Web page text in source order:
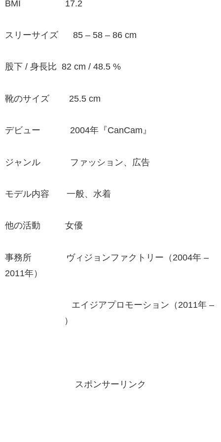
BMI 17.2
スリーサイズ 85 – 58 – 86 cm
股下 / 身長比 82 cm / 48.5 %
靴のサイズ 25.5 cm
デビュー 2004年『CanCam』
ジャンル ファッション、広告
モデル内容 一般、水着
他の活動 女優
事務所 ヴィジョンファクトリー（2004年 –
2011年）
エイジアプロモーション（2011年 –
）
スポンサーリンク